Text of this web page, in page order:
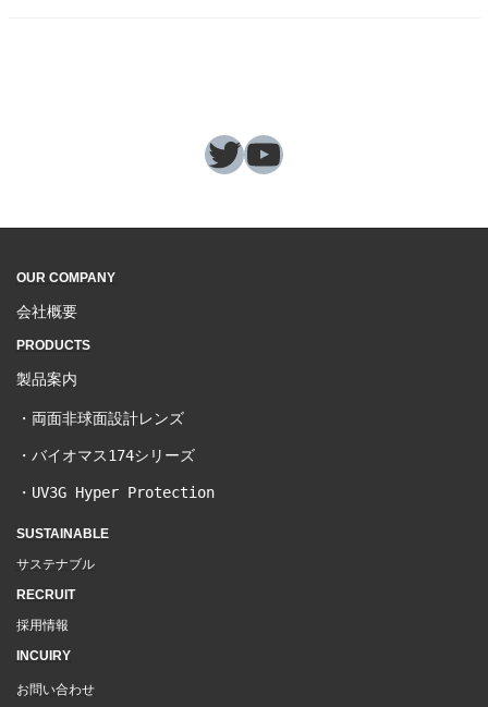
Twitter
YouTube
OUR COMPANY
会社概要
PRODUCTS
製品案内
・ 両面非球面設計レンズ
・ バイオマス174シリーズ
・ UV3G Hyper Protection
SUSTAINABLE
サステナブル
RECRUIT
採用情報
INCUIRY
お問い合わせ